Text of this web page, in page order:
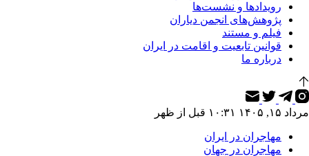
رویدادها و نشست‌ها
پژوهش‌های انجمن دیاران
فیلم و مستند
قوانین تابعیت و اقامت در ایران
درباره ما
مرداد ۱۵, ۱۴۰۵ ۱۰:۳۱ قبل از ظهر
مهاجران در ایران
مهاجران در جهان